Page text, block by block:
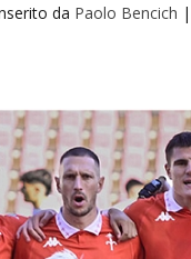
da Paolo Bencich |